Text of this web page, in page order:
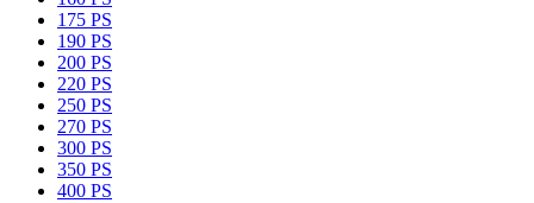
175 PS
190 PS
200 PS
220 PS
250 PS
270 PS
300 PS
350 PS
400 PS